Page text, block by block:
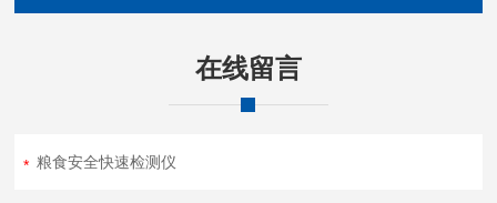
在线留言